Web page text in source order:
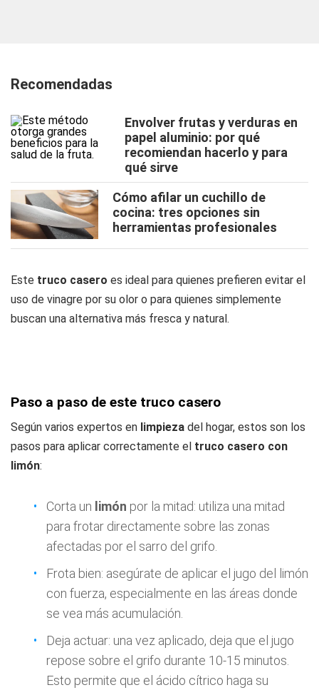
Recomendadas
Envolver frutas y verduras en
papel aluminio: por qué
recomiendan hacerlo y para
qué sirve
Cómo afilar un cuchillo de
cocina: tres opciones sin
herramientas profesionales
Este truco casero es ideal para quienes prefieren evitar el
uso de vinagre por su olor o para quienes simplemente
buscan una alternativa más fresca y natural.
Paso a paso de este truco casero
Según varios expertos en limpieza del hogar, estos son los
pasos para aplicar correctamente el truco casero con
limón:
Corta un limón por la mitad: utiliza una mitad
para frotar directamente sobre las zonas
afectadas por el sarro del grifo.
Frota bien: asegúrate de aplicar el jugo del limón
con fuerza, especialmente en las áreas donde
se vea más acumulación.
Deja actuar: una vez aplicado, deja que el jugo
repose sobre el grifo durante 10-15 minutos.
Esto permite que el ácido cítrico haga su